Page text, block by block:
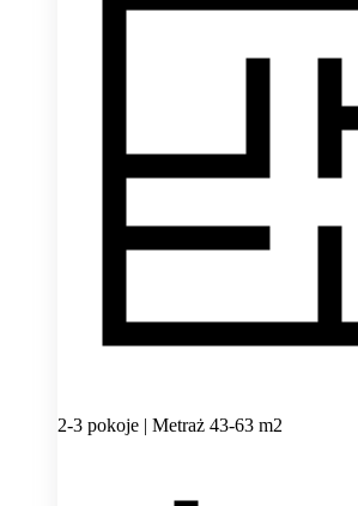
2-3 pokoje | Metraż 43-63 m2